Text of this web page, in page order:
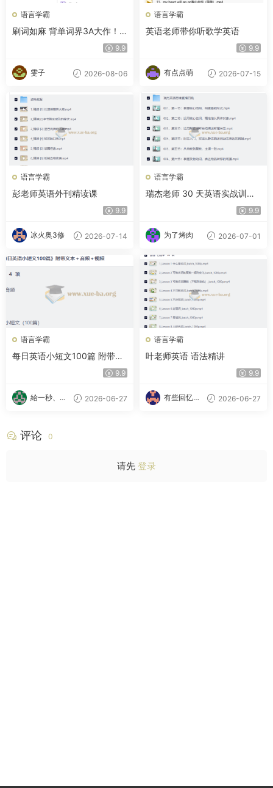
语言学霸
刷词如麻 背单词界3A大作！
不靠死记硬背，用词根逻辑批
9.9
雯子 2026-08-06
语言学霸
英语老师带你听歌学英语
9.9
有点点萌 2026-07-15
语言学霸
彭老师英语外刊精读课
9.9
冰火奥3修 2026-07-14
语言学霸
瑞杰老师 30 天英语实战训练
9.9
为了烤肉 2026-07-01
语言学霸
每日英语小短文100篇 附带文
9.9
給一秒、心
2026-06-27
语言学霸
叶老师英语 语法精讲
9.9
有些回忆忘
2026-06-27
评论 0
请先 登录